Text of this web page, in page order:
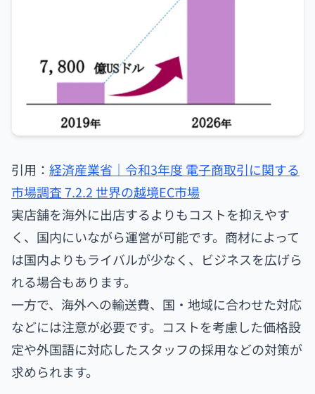
引用： 経済産業省｜令和3年度 電子商取引に関する
市場調査 7.2.2 世界の越境EC市場
実店舗を海外に出店するよりもコストを抑えやす
く、国内にいながら運営が可能です。商材によって
は国内よりもライバルが少なく、ビジネスを広げら
れる場合もあります。
一方で、海外への輸送費、国・地域に合わせた対応
などには注意が必要です。コストを考慮した価格設
定や外国語に対応したスタッフの採用などの対策が
求められます。